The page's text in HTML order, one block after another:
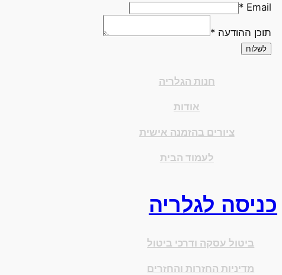
Email
*
תוכן ההודעה *
לשלוח
חנות הגלריה
אודות
ציורים בהזמנה אישית
לעמוד הבית
כניסה לגלריה
ביטול עסקה ודרכי ביטול
מדיניות החזרות והחזרים